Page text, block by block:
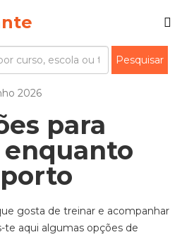
2026
para
gosta de treinar e acompanhar
te aqui algumas opções de